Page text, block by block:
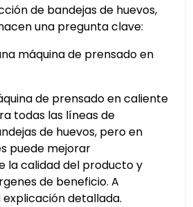
de bandejas de huevos,
una pregunta clave:
máquina de prensado en
de prensado en caliente
todas las líneas de
de huevos, pero en
puede mejorar
la calidad del producto y
de beneficio. A
detallada.